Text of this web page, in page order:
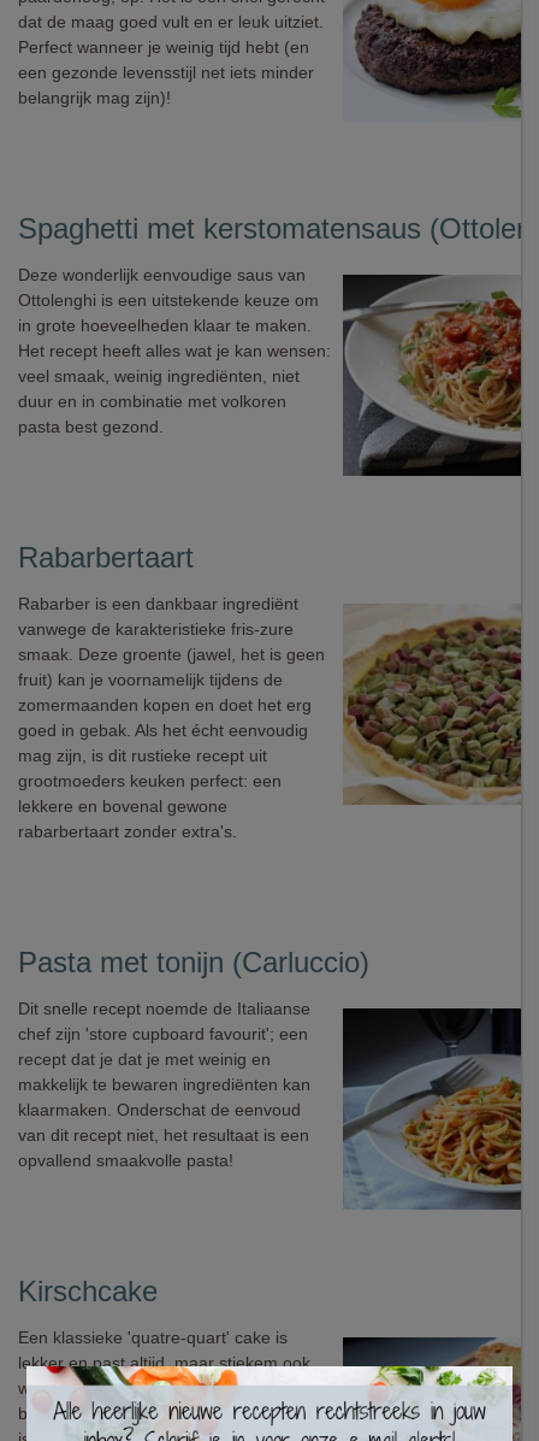
dat de maag goed vult en er leuk uitziet.
Perfect wanneer je weinig tijd hebt (en
een gezonde levensstijl net iets minder
belangrijk mag zijn)!
Spaghetti met kerstomatensaus
Deze wonderlijk eenvoudige saus van
Ottolenghi is een uitstekende keuze om
in grote hoeveelheden klaar te maken.
Het recept heeft alles wat je kan wensen:
veel smaak, weinig ingrediënten, niet
duur en in combinatie met volkoren
pasta best gezond.
Rabarbertaart
Rabarber is een dankbaar ingrediënt
vanwege de karakteristieke fris-zure
smaak. Deze groente (jawel, het is geen
fruit) kan je voornamelijk tijdens de
zomermaanden kopen en doet het erg
goed in gebak. Als het écht eenvoudig
mag zijn, is dit rustieke recept uit
grootmoeders keuken perfect: een
lekkere en bovenal gewone
rabarbertaart zonder extra's.
Pasta met tonijn (Carluccio)
Dit snelle recept noemde de Italiaanse
chef zijn 'store cupboard favourit'; een
recept dat je dat je met weinig en
makkelijk te bewaren ingrediënten kan
klaarmaken. Onderschat de eenvoud
van dit recept niet, het resultaat is een
opvallend smaakvolle pasta!
Kirschcake
Een klassieke 'quatre-quart' cake is
lekker en past altijd, maar stiekem ook
wel een beetje saai. Gelukkig kan je het
basisrecept zonder moeite pimpen. Dat
×